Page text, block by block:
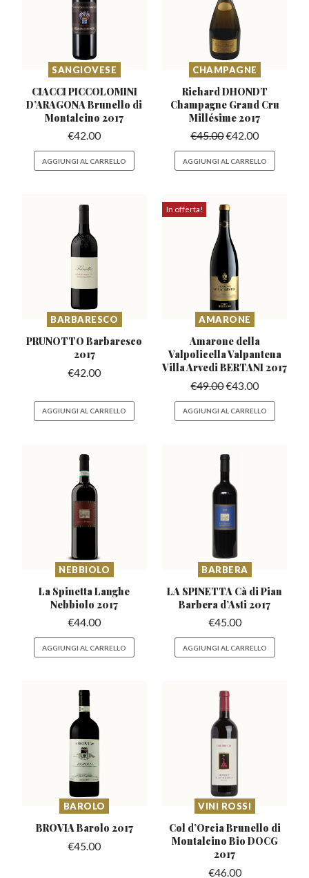
SANGIOVESE
CIACCI PICCOLOMINI
D’ARAGONABrunello di
Montalcino 2017
€42.00
AGGIUNGI AL CARRELLO
CHAMPAGNE
Richard DHONDT
Champagne Grand Cru
Millésime 2017
€45.00€42.00
AGGIUNGI AL CARRELLO
BARBARESCO
PRUNOTTO Barbaresco
2017
€42.00
AGGIUNGI AL CARRELLO
In offerta!
AMARONE
Amarone della
Valpolicella Valpantena
Villa Arvedi BERTANI 2017
€49.00€43.00
AGGIUNGI AL CARRELLO
NEBBIOLO
La Spinetta Langhe
Nebbiolo 2017
€44.00
AGGIUNGI AL CARRELLO
BARBERA
LA SPINETTA Cà di Pian
Barbera d’Asti 2017
€45.00
AGGIUNGI AL CARRELLO
BAROLO
BROVIA Barolo 2017
€45.00
VINI ROSSI
Col d’Orcia Brunello di
Montalcino Bio DOCG
2017
€46.00